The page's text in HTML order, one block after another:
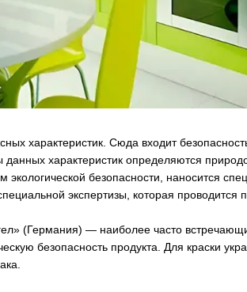
характеристик. Сюда входит
характеристик определяются
безопасности, наносится
экспертизы, которая проводится
(Германия) — наиболее часто
безопасность продукта. Для краски